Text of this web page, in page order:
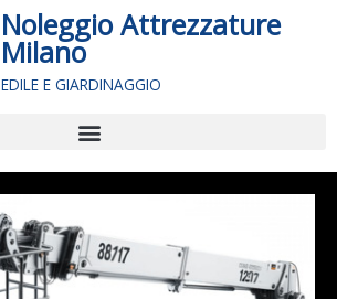
Noleggio Attrezzature
Milano
EDILE E GIARDINAGGIO
Menu